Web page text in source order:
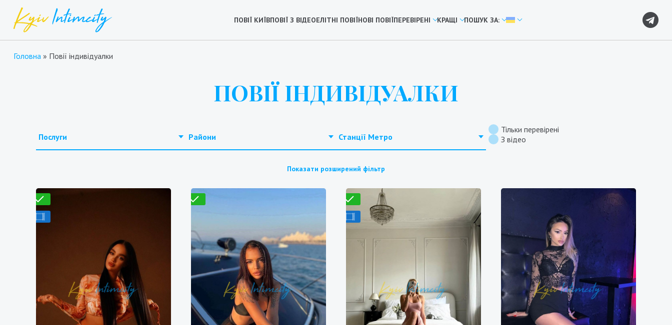
ПОВІЇ КИЇВПОВІЇ З ВІДЕОЕЛІТНІ ПОВІЇНОВІ ПОВІЇПЕРЕВІРЕНІ КРАЩІ ПОШУК ЗА:
Головна» Повії індивідуалки
ПОВІЇ ІНДИВІДУАЛКИ
Послуги Райони Станції Метро
Тільки перевірені
З відео
Показати розширений фільтр